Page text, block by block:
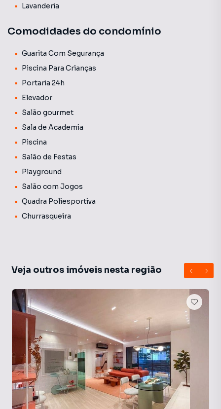
piscina, academia, salão de festas, espaço gourmet e
toda a família! Vamos conhecer?
Lavanderia
Comodidades do condomínio
Guarita Com Segurança
Piscina Para Crianças
Portaria 24h
Elevador
Salão gourmet
Sala de Academia
Piscina
Salão de Festas
Playground
Salão com Jogos
Quadra Poliesportiva
Churrasqueira
Veja outros imóveis nesta região